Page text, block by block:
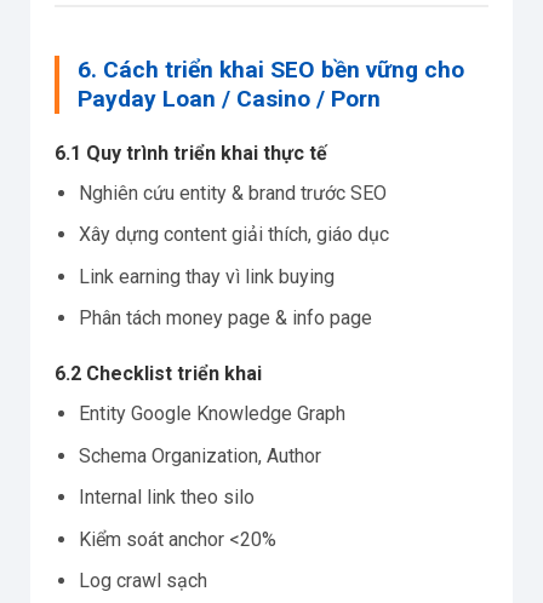
6. Cách triển khai SEO bền vững cho
Payday Loan / Casino / Porn
6.1 Quy trình triển khai thực tế
Nghiên cứu entity & brand trước SEO
Xây dựng content giải thích, giáo dục
Link earning thay vì link buying
Phân tách money page & info page
6.2 Checklist triển khai
Entity Google Knowledge Graph
Schema Organization, Author
Internal link theo silo
Kiểm soát anchor <20%
Log crawl sạch